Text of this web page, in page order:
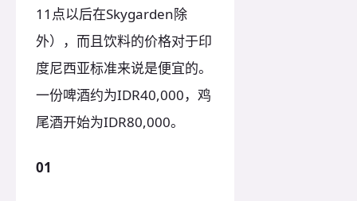
11点以后在Skygarden除
外），而且饮料的价格对于印
度尼西亚标准来说是便宜的。
一份啤酒约为IDR40,000，鸡
尾酒开始为IDR80,000。
01